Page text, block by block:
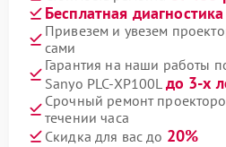
Бесплатная диагностика
Привезем и увезем
сами
Гарантия на наши работы
Sanyo PLC-XP100L до 3-х
Срочный ремонт
течении часа
Скидка для вас до 20%